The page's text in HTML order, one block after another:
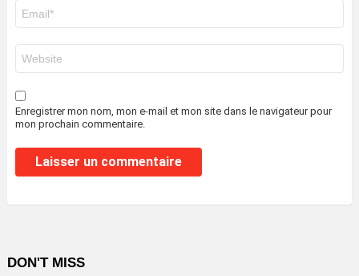
mail
*
web
Enregistrer mon nom, mon e-mail et mon site dans le navigateur pour
mon prochain commentaire.
DON'T MISS